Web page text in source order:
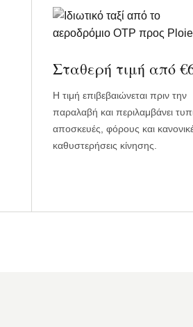
Σταθερή τιμή από
Η τιμή επιβεβαιώνεται πριν την
παραλαβή και περιλαμβάνει
αποσκευές, φόρους και
καθυστερήσεις κίνησης.